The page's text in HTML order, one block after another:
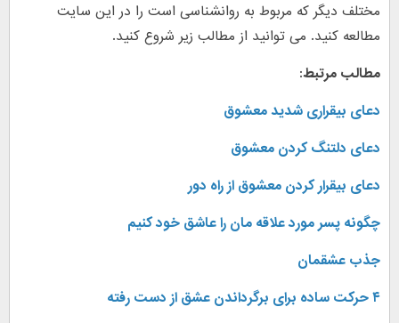
مختلف دیگر که مربوط به روانشناسی است را در این سایت
مطالعه کنید. می توانید از مطالب زیر شروع کنید.
مطالب مرتبط:
دعای بیقراری شدید معشوق
دعای دلتنگ کردن معشوق
دعای بیقرار کردن معشوق از راه دور
چگونه پسر مورد علاقه مان را عاشق خود کنیم
جذب عشقمان
۴ حرکت ساده برای برگرداندن عشق از دست رفته